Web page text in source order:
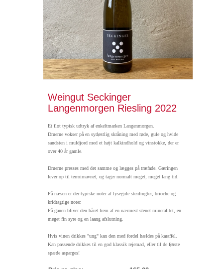
Weingut Seckinger
Langenmorgen Riesling 2022
Et flot typisk udtryk af enkeltmarken Langenmorgen.
Druerne vokser på en sydøstlig skråning med røde, gule og hvide
sandsten i muldjord med et højt kalkindhold og vinstokke, der er
over 40 år gamle.
Druerne presses med det samme og lægges på træfade. Gæringen
lever op til terroirnavnet, og tager normalt meget, meget lang tid.
På næsen er der typiske noter af lysegule stenfrugter, brioche og
kridtagtige noter.
På ganen bliver den båret frem af en nærmest stenet mineralitet, en
meget fin syre og en laang afslutning.
Hvis vinen drikkes "ung" kan den med fordel hældes på karaffel.
Kan passende drikkes til en god klassik rejemad, eller til de første
spæde asparges!